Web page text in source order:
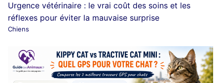
Urgence vétérinaire : le vrai coût des soins et les
réflexes pour éviter la mauvaise surprise
Chiens